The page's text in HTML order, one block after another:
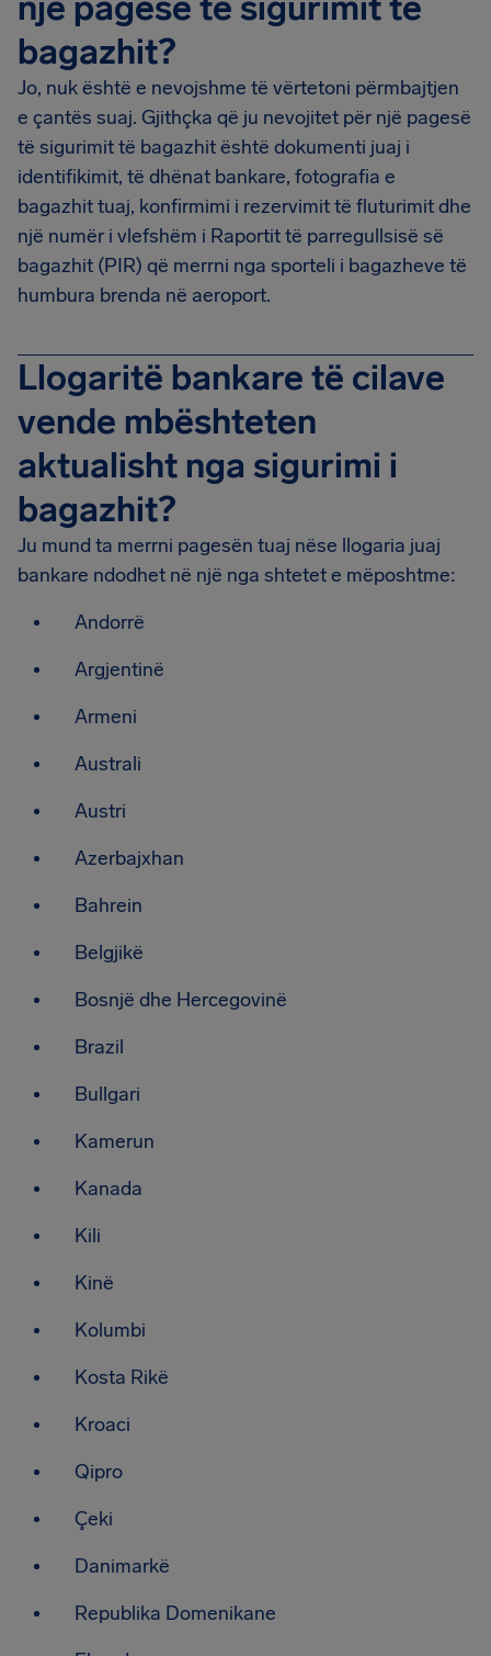
bagazhit?
Jo, nuk është e nevojshme të vërtetoni përmbajtjen
e çantës suaj. Gjithçka që ju nevojitet për një pagesë
të sigurimit të bagazhit është dokumenti juaj i
identifikimit, të dhënat bankare, fotografia e
bagazhit tuaj, konfirmimi i rezervimit të fluturimit dhe
një numër i vlefshëm i Raportit të parregullsisë së
bagazhit (PIR) që merrni nga sporteli i bagazheve të
humbura brenda në aeroport.
Llogaritë bankare të cilave
vende mbështeten
aktualisht nga sigurimi i
bagazhit?
Ju mund ta merrni pagesën tuaj nëse llogaria juaj
bankare ndodhet në një nga shtetet e mëposhtme:
Andorrë
Argjentinë
Armeni
Australi
Austri
Azerbajxhan
Bahrein
Belgjikë
Bosnjë dhe Hercegovinë
Brazil
Bullgari
Kamerun
Kanada
Kili
Kinë
Kolumbi
Kosta Rikë
Kroaci
Qipro
Çeki
Danimarkë
Republika Domenikane